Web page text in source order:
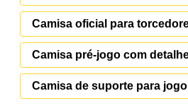
Camisa oficial para
Camisa pré-jogo com
Camisa de suporte para